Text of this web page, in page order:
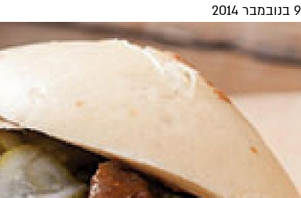
9 בנובמבר 2014